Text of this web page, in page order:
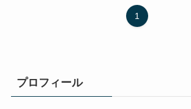
1
プロフィール